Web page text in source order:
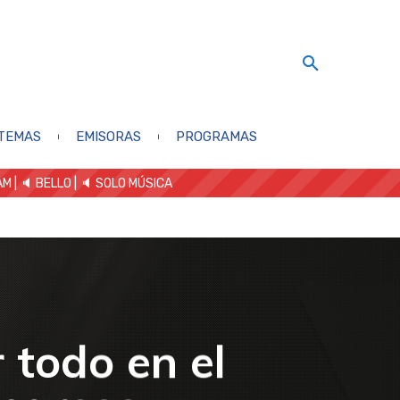
EMISORAS PROGRAMAS
| 🔈 BELLO 🔈 SOLO MÚSICA
todo en el